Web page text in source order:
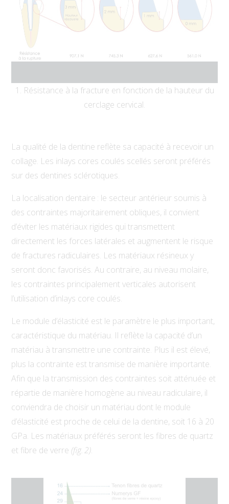
1. Résistance à la fracture en fonction de la hauteur du
cerclage cervical.
La qualité de la dentine reflète sa capacité à recevoir un
collage. Les inlays cores coulés scellés seront préférés
sur des dentines sclérotiques.
La localisation dentaire : le secteur antérieur soumis à
des contraintes majoritairement obliques, il convient
d’éviter les matériaux rigides qui transmettent
directement les forces latérales et augmentent le risque
de fractures radiculaires. Les matériaux résineux y
seront donc favorisés. Au contraire, au niveau molaire,
les contraintes principalement verticales autorisent
l’utilisation d’inlays core coulés.
Le module d’élasticité est le paramètre le plus important,
caractéristique du matériau. Il reflète la capacité d’un
matériau à transmettre une contrainte. Plus il est élevé,
plus la contrainte est transmise de manière importante.
Afin que la transmission des contraintes soit atténuée et
répartie de manière homogène au niveau radiculaire, il
conviendra de choisir un matériau dont le module
d’élasticité est proche de celui de la dentine, soit 16 à 20
GPa. Les matériaux préférés seront les fibres de quartz
et fibre de verre (fig. 2).